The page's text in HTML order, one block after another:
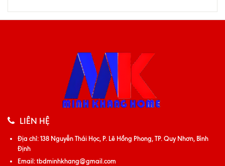
LIÊN HỆ
Địa chỉ:138 Nguyễn Thái Học, P. Lê Hồng Phong, TP. Quy Nhơn, Bình
Định
Email:tbdminhkhang@gmail.com